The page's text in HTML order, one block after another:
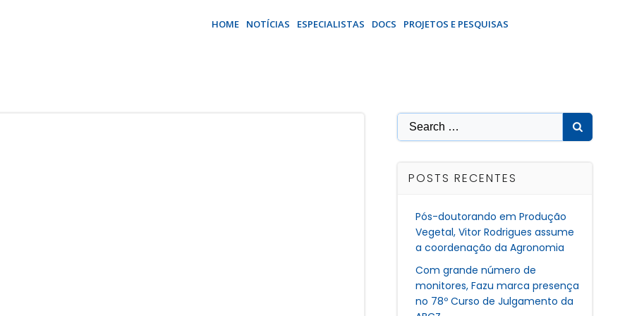
HOME NOTÍCIAS ESPECIALISTAS DOCS PROJETOS E PESQUISAS
Search
for:
POSTS RECENTES
Pós-doutorando em Produção
Vegetal, Vitor Rodrigues assume
a coordenação da Agronomia
Com grande número de
monitores, Fazu marca presença
no 78º Curso de Julgamento da